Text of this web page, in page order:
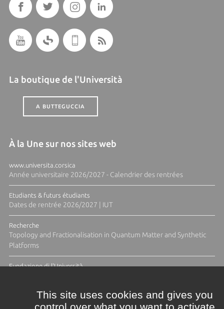
La boutique de l'Università
A BUTTEGUCCIA
À la Une sur nos sites web
www.universita.corsica
Année universitaire 2026/2027 - Calendrier des rentrées
Etudiants & futurs étudiants
Dates de rentrée 2026/2027 | IUT
Recherche
Topology and Fractionalisation in Quantum Matter and Synthetic
Platforms
Fundazione di l'Università
This site uses cookies and gives you